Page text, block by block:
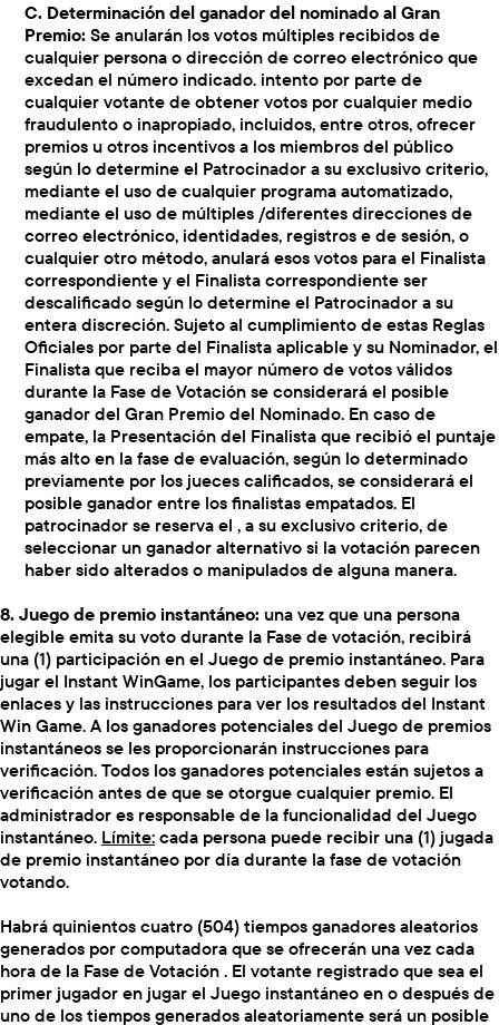
C. Determinación del ganador del nominado al Gran
Premio: Se anularán los votos múltiples recibidos de
cualquier persona o dirección de correo electrónico que
excedan el número indicado. intento por parte de
cualquier votante de obtener votos por cualquier medio
fraudulento o inapropiado, incluidos, entre otros, ofrecer
premios u otros incentivos a los miembros del público
según lo determine el Patrocinador a su exclusivo criterio,
mediante el uso de cualquier programa automatizado,
mediante el uso de múltiples /diferentes direcciones de
correo electrónico, identidades, registros e de sesión, o
cualquier otro método, anulará esos votos para el Finalista
correspondiente y el Finalista correspondiente ser
descalificado según lo determine el Patrocinador a su
entera discreción. Sujeto al cumplimiento de estas Reglas
Oficiales por parte del Finalista aplicable y su Nominador, el
Finalista que reciba el mayor número de votos válidos
durante la Fase de Votación se considerará el posible
ganador del Gran Premio del Nominado. En caso de
empate, la Presentación del Finalista que recibió el puntaje
más alto en la fase de evaluación, según lo determinado
previamente por los jueces calificados, se considerará el
posible ganador entre los finalistas empatados. El
patrocinador se reserva el , a su exclusivo criterio, de
seleccionar un ganador alternativo si la votación parecen
haber sido alterados o manipulados de alguna manera.
8. Juego de premio instantáneo: una vez que una persona
elegible emita su voto durante la Fase de votación, recibirá
una (1) participación en el Juego de premio instantáneo. Para
jugar el Instant WinGame, los participantes deben seguir los
enlaces y las instrucciones para ver los resultados del Instant
Win Game. A los ganadores potenciales del Juego de premios
instantáneos se les proporcionarán instrucciones para
verificación. Todos los ganadores potenciales están sujetos a
verificación antes de que se otorgue cualquier premio. El
administrador es responsable de la funcionalidad del Juego
instantáneo. Límite: cada persona puede recibir una (1) jugada
de premio instantáneo por día durante la fase de votación
votando.
Habrá quinientos cuatro (504) tiempos ganadores aleatorios
generados por computadora que se ofrecerán una vez cada
hora de la Fase de Votación . El votante registrado que sea el
primer jugador en jugar el Juego instantáneo en o después de
uno de los tiempos generados aleatoriamente será un posible